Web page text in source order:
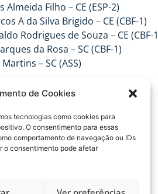
de Cookies
tecnologias como cookies para
O consentimento para essas
comportamento de navegação ou IDs
o consentimento pode afetar
Almeida Filho – CE (ESP-2)
A da Silva Brigido – CE (CBF-1)
Rodrigues de Souza – CE (CBF-
da Rosa – SC (CBF-1)
– SC (ASS)
da Série B 2014